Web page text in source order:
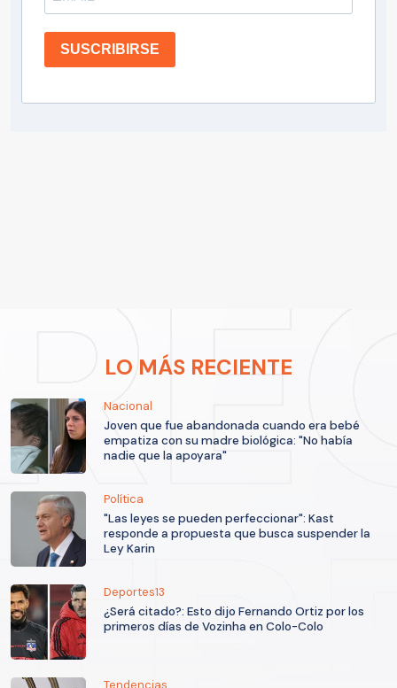
SUSCRIBIRSE
LO MÁS RECIENTE
Nacional
Joven que fue abandonada cuando era bebé
empatiza con su madre biológica: "No había
nadie que la apoyara"
Política
"Las leyes se pueden perfeccionar": Kast
responde a propuesta que busca suspender la
Ley Karin
Deportes13
¿Será citado?: Esto dijo Fernando Ortiz por los
primeros días de Vozinha en Colo-Colo
Tendencias